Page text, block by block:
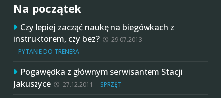
Na początek
Czy lepiej zacząć naukę na biegówkach z
instruktorem, czy bez?
29.07.2013
PYTANIE DO TRENERA
Pogawędka z głównym serwisantem Stacji
Jakuszyce
27.12.2011 SPRZĘT